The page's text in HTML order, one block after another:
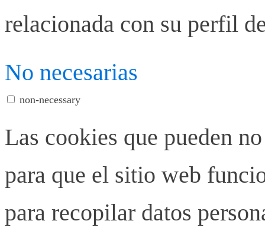
relacionada con su perfil
No necesarias
non-necessary
Las cookies que pueden
para que el sitio web
para recopilar datos